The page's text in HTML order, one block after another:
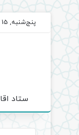
پنج‌شنبه, 15 مرداد 1405
ستاد